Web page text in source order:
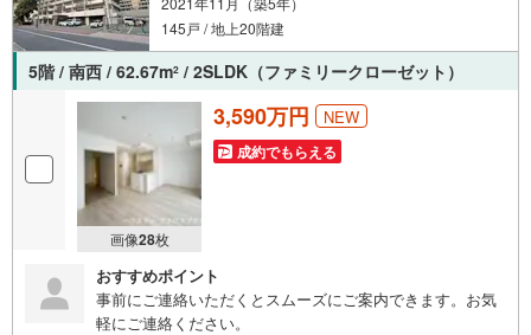
145戸 / 地上20階建
5階 / 南西 / 62.67m2 / 2SLDK（ファミリークローゼット）
画像28枚
3,590万円 NEW
成約でもらえる
おすすめポイント
事前にご連絡いただくとスムーズにご案内できます。お気
軽にご連絡ください。